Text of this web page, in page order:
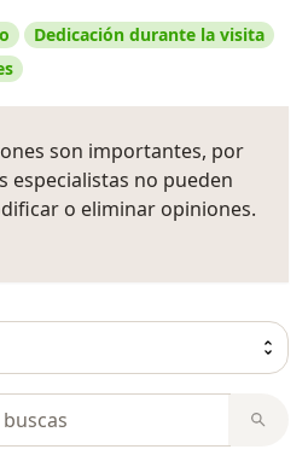
Dedicación durante la visita
son importantes, por
especialistas no pueden
o eliminar opiniones.